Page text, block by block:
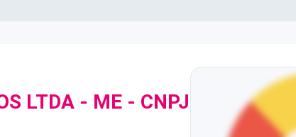
LTDA - ME - CNPJ